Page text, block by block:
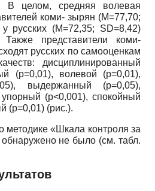
В целом, средняя волевая
коми- зырян (М=77,70;
русских (M=72,35; SD=8,42)
представители коми-
русских по самооценкам
дисциплинированный
(p=0,01), волевой (p=0,01),
выдержанный (p=0,05),
(p<0,001), спокойный
(p=0,01) (рис.).
методике «Шкала контроля за
не было (см. табл.